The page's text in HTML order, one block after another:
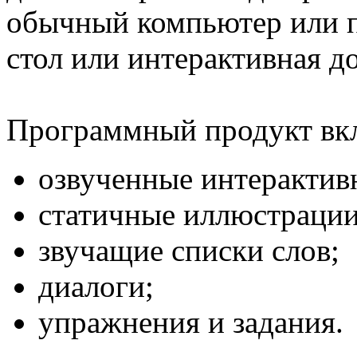
обычный компьютер или
стол или интерактивная
Программный продукт
озвученные
статичные
звучащие списки слов;
диалоги;
упражнения и задания.